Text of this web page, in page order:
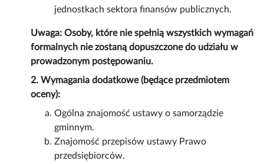
jednostkach sektora finansów publicznych.
Uwaga: Osoby, które nie spełnią wszystkich wymagań
formalnych nie zostaną dopuszczone do udziału w
prowadzonym postępowaniu.
2. Wymagania dodatkowe (będące przedmiotem
oceny):
Ogólna znajomość ustawy o samorządzie
gminnym.
Znajomość przepisów ustawy Prawo
przedsiębiorców.